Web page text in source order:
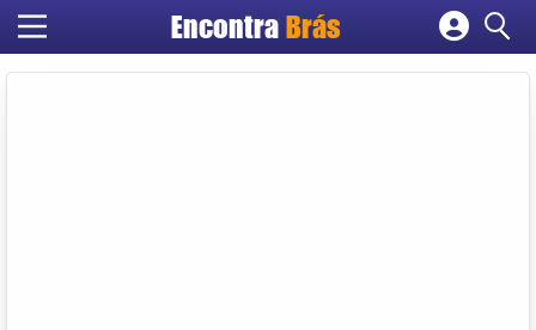
Encontra Brás
Cadastrar empresa